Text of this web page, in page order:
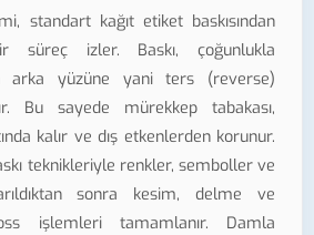
standart kağıt etiket baskısından
süreç izler. Baskı, çoğunlukla
arka yüzüne yani ters (reverse)
Bu sayede mürekkep tabakası,
kalır ve dış etkenlerden korunur.
teknikleriyle renkler, semboller ve
sonra kesim, delme ve
işlemleri tamamlanır. Damla